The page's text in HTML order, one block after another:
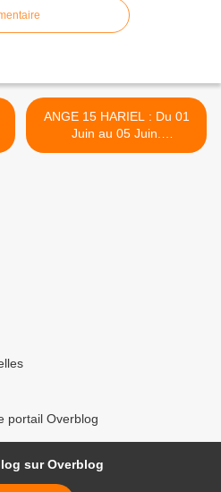
ANGE 15 HARIEL : Du 01
Juin au 05 Juin.
PURIFICATION / CLARTÉ >
portail Overblog
sur Overblog